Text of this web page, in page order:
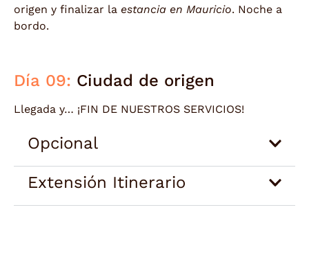
origen y finalizar la estancia en Mauricio. Noche a
bordo.
Día 09: Ciudad de origen
Llegada y… ¡FIN DE NUESTROS SERVICIOS!
Opcional
Extensión Itinerario